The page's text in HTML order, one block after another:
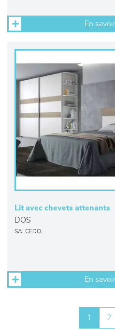
En
Lit avec chevets attenants
DOS
SALCEDO
En
1 2